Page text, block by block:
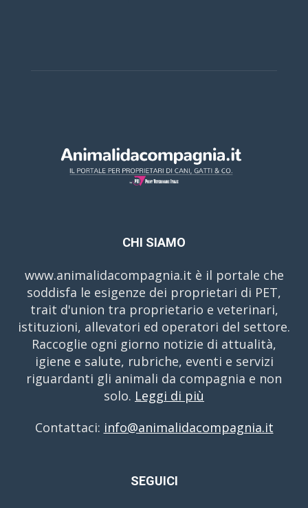
CHI SIAMO
www.animalidacompagnia.it è il portale che
soddisfa le esigenze dei proprietari di PET,
trait d'union tra proprietario e veterinari,
istituzioni, allevatori ed operatori del settore.
Raccoglie ogni giorno notizie di attualità,
igiene e salute, rubriche, eventi e servizi
riguardanti gli animali da compagnia e non
solo. Leggi di più
Contattaci: info@animalidacompagnia.it
SEGUICI